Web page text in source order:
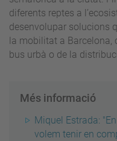
diferents reptes a
desenvolupar solucions
la mobilitat a
bus urbà o de la
Més informació
Miquel Estrada:
volem tenir en